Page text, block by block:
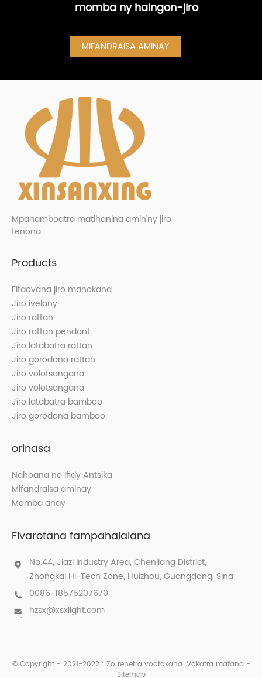
momba ny haingon-jiro
MIFANDRAISA AMINAY
Mpanamboatra matihanina amin'ny jiro
tenona
Products
Fitaovana jiro manokana
Jiro ivelany
Jiro rattan
Jiro rattan pendant
Jiro latabatra rattan
Jiro gorodona rattan
Jiro volotsangana
Jiro volotsangana
Jiro latabatra bamboo
Jiro gorodona bamboo
orinasa
Nahoana no Ifidy Antsika
Mifandraisa aminay
Momba anay
Fivarotana fampahalalana
No.44, Jiazi Industry Area, Chenjiang District,
Zhongkai Hi-Tech Zone, Huizhou, Guangdong, Sina
0086-18575207670
hzsx@xsxlight.com
© Copyright - 2021-2022 : Zo rehetra voatokana. Vokatra mafana -
Sitemap